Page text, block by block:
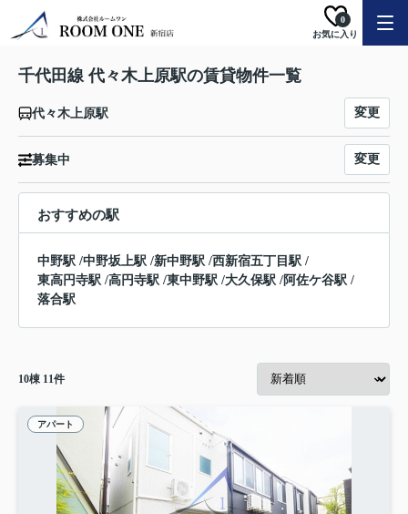
お気に入り
0
千代田線 代々木上原駅の賃貸物件一覧
代々木上原駅 変更
募集中 変更
おすすめの駅
中野駅 /中野坂上駅 /新中野駅 /西新宿五丁目駅 /
東高円寺駅 /高円寺駅 /東中野駅 /大久保駅 /阿佐ケ谷駅 /
落合駅
10棟 11件
アパート